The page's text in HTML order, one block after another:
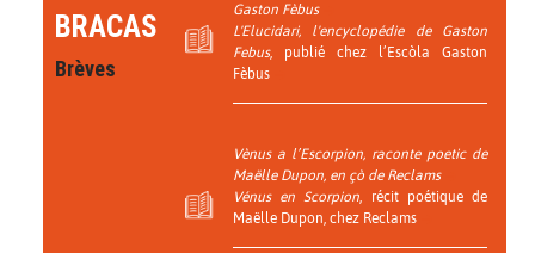
BRACAS
Brèves
Gaston Fèbus
L'Elucidari, l'encyclopédie de Gaston
Febus, publié chez l’Escòla Gaston
Fèbus
Vènus a l’Escorpion, raconte poetic de
Maëlle Dupon, en çò de Reclams
Vénus en Scorpion, récit poétique de
Maëlle Dupon, chez Reclams